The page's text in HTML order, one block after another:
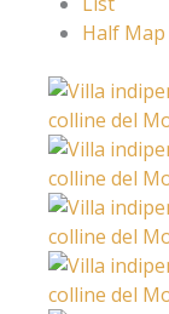
Half Map